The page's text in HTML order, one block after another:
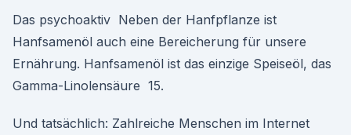
Das psychoaktiv Neben der Hanfpflanze ist
Hanfsamenöl auch eine Bereicherung für unsere
Ernährung. Hanfsamenöl ist das einzige Speiseöl, das
Gamma-Linolensäure 15.
Und tatsächlich: Zahlreiche Menschen im Internet